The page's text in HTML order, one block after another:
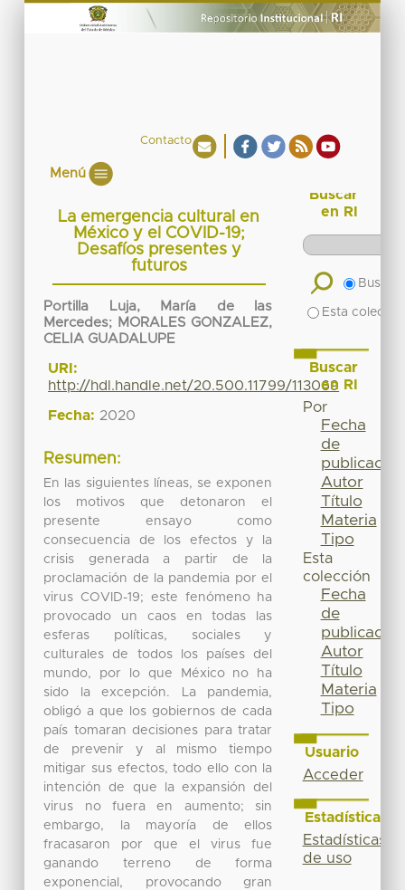
Contacto
Menú
La emergencia cultural en
México y el COVID-19;
Desafíos presentes y
futuros
Portilla Luja, María de las
Mercedes; MORALES GONZALEZ,
CELIA GUADALUPE
URI:
http://hdl.handle.net/20.500.11799/113069
Fecha: 2020
Resumen:
En las siguientes líneas, se exponen
los motivos que detonaron el
presente ensayo como
consecuencia de los efectos y la
crisis generada a partir de la
proclamación de la pandemia por el
virus COVID-19; este fenómeno ha
provocado un caos en todas las
esferas políticas, sociales y
culturales de todos los países del
mundo, por lo que México no ha
sido la excepción. La pandemia,
obligó a que los gobiernos de cada
país tomaran decisiones para tratar
de prevenir y al mismo tiempo
mitigar sus efectos, todo ello con la
intención de que la expansión del
virus no fuera en aumento; sin
embargo, la mayoría de ellos
fracasaron por que el virus fue
ganando terreno de forma
exponencial, provocando gran
Buscar
en RI
Buscar
Esta
Buscar
en RI
Por
Fecha
de
publicación
Autor
Título
Materia
Tipo
Esta
colección
Fecha
de
publicación
Autor
Título
Materia
Tipo
Usuario
Acceder
Estadísticas
Estadísticas
de uso